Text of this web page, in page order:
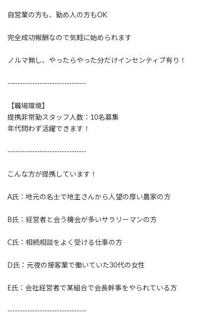
自営業の方も、勤め人の方もOK
完全成功報酬なので気軽に始められます
ノルマ無し、やったらやった分だけインセンティブ有り！
--------------------------------
【職場環境】
提携非常勤スタッフ人数：10名募集
年代問わず活躍できます！
--------------------------------
こんな方が提携しています！
A氏：地元の名士で地主さんから人望の厚い農家の方
B氏：経営者と会う機会が多いサラリーマンの方
C氏：相続相談をよく受ける仕事の方
D氏：元夜の接客業で働いていた30代の女性
E氏：会社経営者で某組合で会長幹事をやられている方
--------------------------------